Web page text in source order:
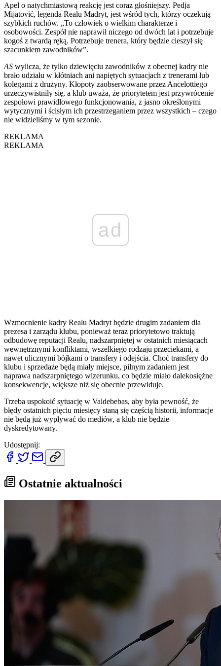
Apel o natychmiastową reakcję jest coraz głośniejszy. Pedja
Mijatović, legenda Realu Madryt, jest wśród tych, którzy oczekują
szybkich ruchów. „To człowiek o wielkim charakterze i
osobowości. Zespół nie naprawił niczego od dwóch lat i potrzebuje
kogoś z twardą ręką. Potrzebuje trenera, który będzie cieszył się
szacunkiem zawodników”.
AS wylicza, że tylko dziewięciu zawodników z obecnej kadry nie
brało udziału w kłótniach ani napiętych sytuacjach z trenerami lub
kolegami z drużyny. Kłopoty zaobserwowane przez Ancelottiego
urzeczywistniły się, a klub uważa, że ​​priorytetem jest przywrócenie
zespołowi prawidłowego funkcjonowania, z jasno określonymi
wytycznymi i ścisłym ich przestrzeganiem przez wszystkich – czego
nie widzieliśmy w tym sezonie.
REKLAMA
REKLAMA
ad
Wzmocnienie kadry Realu Madryt będzie drugim zadaniem dla
prezesa i zarządu klubu, ponieważ teraz priorytetowo traktują
odbudowę reputacji Realu, nadszarpniętej w ostatnich miesiącach
wewnętrznymi konfliktami, wszelkiego rodzaju przeciekami, a
nawet ulicznymi bójkami o transfery i odejścia. Choć transfery do
klubu i sprzedaże będą miały miejsce, pilnym zadaniem jest
naprawa nadszarpniętego wizerunku, co będzie miało dalekosiężne
konsekwencje, większe niż się obecnie przewiduje.
Trzeba uspokoić sytuację w Valdebebas, aby była pewność, że
błędy ostatnich pięciu miesięcy staną się częścią historii, informacje
nie będą już wypływać do mediów, a klub nie będzie
dyskredytowany.
Udostępnij:
Ostatnie aktualności